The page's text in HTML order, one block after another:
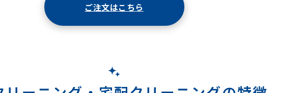
ご注文はこちら